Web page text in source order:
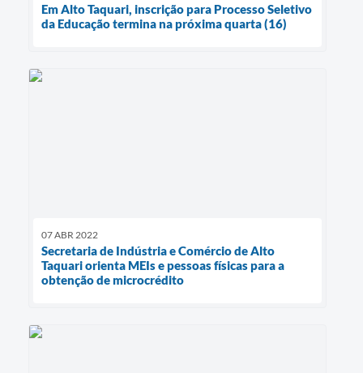
Em Alto Taquari, inscrição para Processo Seletivo
da Educação termina na próxima quarta (16)
07 ABR 2022
Secretaria de Indústria e Comércio de Alto
Taquari orienta MEIs e pessoas físicas para a
obtenção de microcrédito